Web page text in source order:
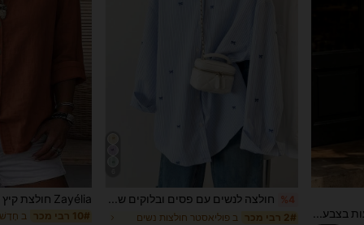
%4
2# רבי מכר ב פוליאסטר חולצות נשים 10# רבי מכר ב חָדָשׁ